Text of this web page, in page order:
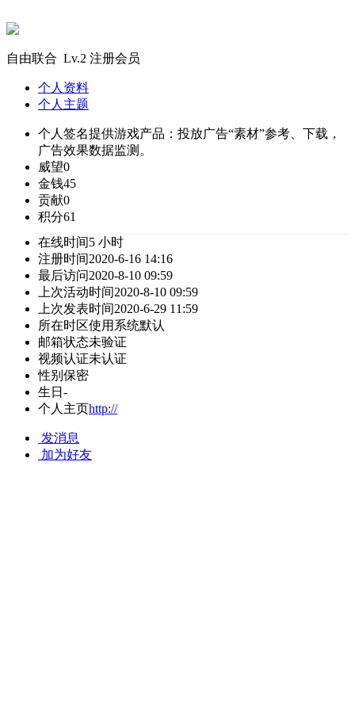
自由联合 Lv.2 注册会员
个人资料
个人主题
个人签名提供游戏产品：投放广告“素材”参考、下载，
广告效果数据监测。
威望0
金钱45
贡献0
积分61
在线时间5 小时
注册时间2020-6-16 14:16
最后访问2020-8-10 09:59
上次活动时间2020-8-10 09:59
上次发表时间2020-6-29 11:59
所在时区使用系统默认
邮箱状态未验证
视频认证未认证
性别 保密
生日 -
个人主页http://
发消息
加为好友